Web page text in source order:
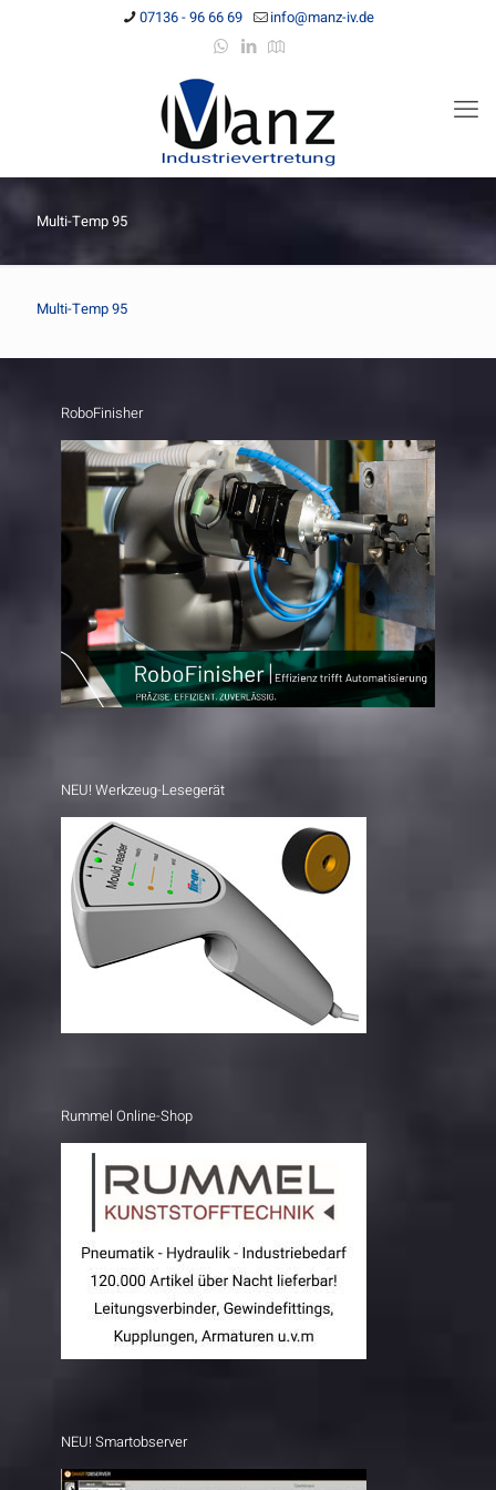
07136 - 96 66 69 info@manz-iv.de
Multi-Temp 95
Multi-Temp 95
RoboFinisher
NEU! Werkzeug-Lesegerät
Rummel Online-Shop
NEU! Smartobserver